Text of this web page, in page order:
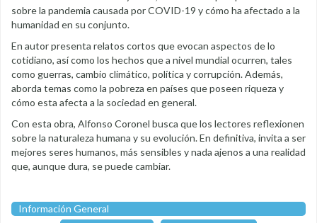
sobre la pandemia causada por COVID-19 y cómo ha afectado a la
humanidad en su conjunto.
En autor presenta relatos cortos que evocan aspectos de lo
cotidiano, así como los hechos que a nivel mundial ocurren, tales
como guerras, cambio climático, política y corrupción. Además,
aborda temas como la pobreza en países que poseen riqueza y
cómo esta afecta a la sociedad en general.
Con esta obra, Alfonso Coronel busca que los lectores reflexionen
sobre la naturaleza humana y su evolución. En definitiva, invita a ser
mejores seres humanos, más sensibles y nada ajenos a una realidad
que, aunque dura, se puede cambiar.
Información General